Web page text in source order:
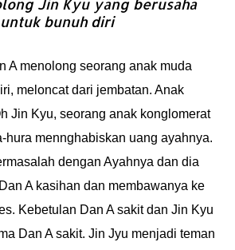
Jin Kyu yang berusaha
untuk bunuh diri
A menolong seorang anak muda
meloncat dari jembatan. Anak
Jin Kyu, seorang anak konglomerat
hura mennghabiskan uang ayahnya.
dengan Ayahnya dan dia
A kasihan dan membawanya ke
Kebetulan Dan A sakit dan Jin Kyu
Dan A sakit. Jin Jyu menjadi teman